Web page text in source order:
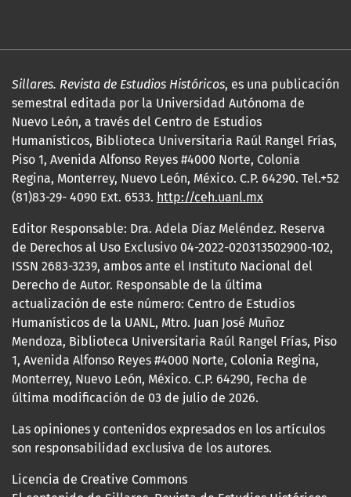
Sillares. Revista de Estudios Históricos, es una publicación
semestral editada por la Universidad Autónoma de
Nuevo León, a través del Centro de Estudios
Humanísticos, Biblioteca Universitaria Raúl Rangel Frías,
Piso 1, Avenida Alfonso Reyes #4000 Norte, Colonia
Regina, Monterrey, Nuevo León, México. C.P. 64290. Tel.+52
(81)83-29- 4090 Ext. 6533. http://ceh.uanl.mx
Editor Responsable: Dra. Adela Díaz Meléndez. Reserva
de Derechos al Uso Exclusivo 04-2022-020313502900-102,
ISSN 2683-3239, ambos ante el Instituto Nacional del
Derecho de Autor. Responsable de la última
actualización de este número: Centro de Estudios
Humanísticos de la UANL, Mtro. Juan José Muñoz
Mendoza, Biblioteca Universitaria Raúl Rangel Frías, Piso
1, Avenida Alfonso Reyes #4000 Norte, Colonia Regina,
Monterrey, Nuevo León, México. C.P. 64290, Fecha de
última modificación de 03 de julio de 2026.
Las opiniones y contenidos expresados en los artículos
son responsabilidad exclusiva de los autores.
Licencia de Creative Commons